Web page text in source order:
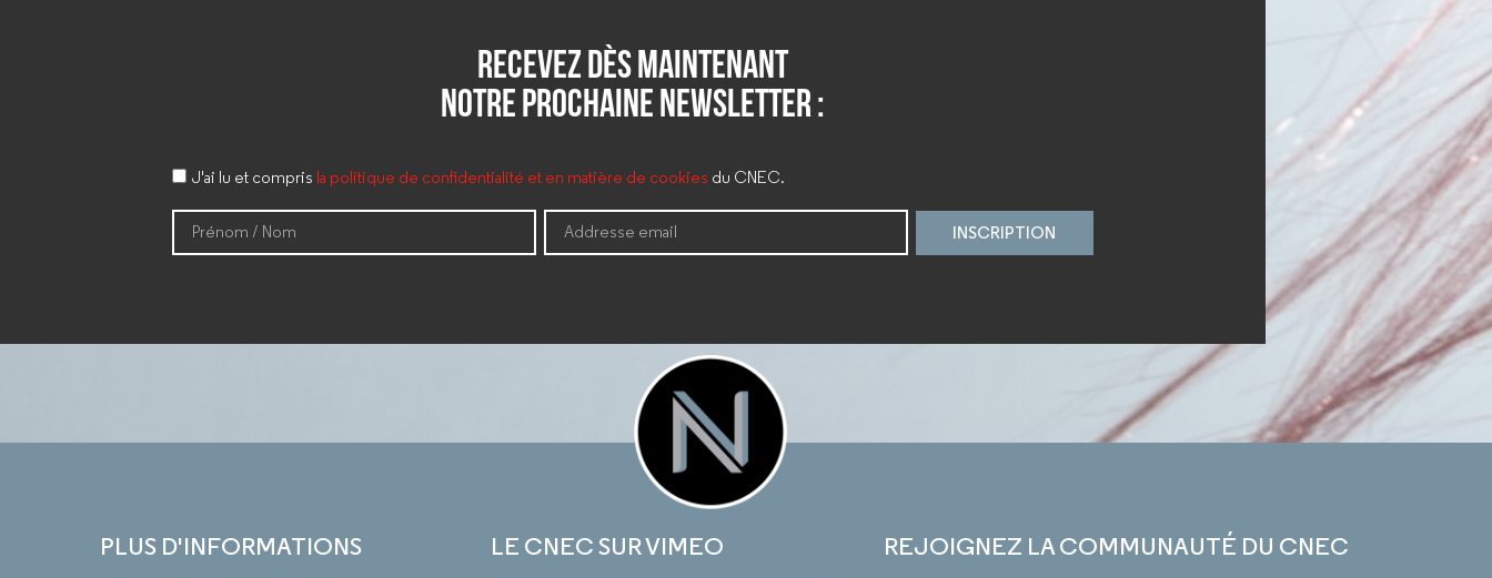
Recevez dès maintenant
notre prochaine newsletter :
J'ai lu et compris la politique de confidentialité et en matière de cookies du CNEC.
INSCRIPTION
PLUS D'INFORMATIONS LE CNEC SUR VIMEO REJOIGNEZ LA COMMUNAUTÉ DU CNEC